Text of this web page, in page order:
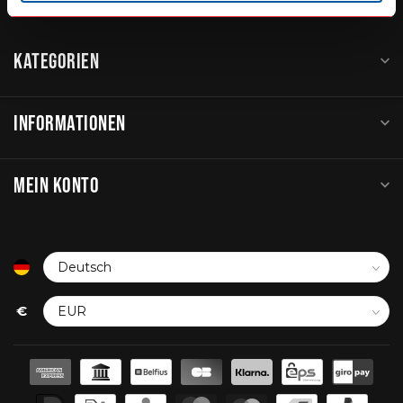
KATEGORIEN
INFORMATIONEN
MEIN KONTO
€